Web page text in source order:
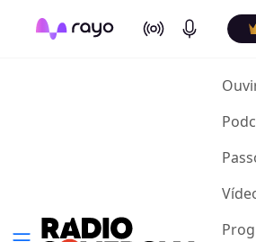
On Air Podcasts